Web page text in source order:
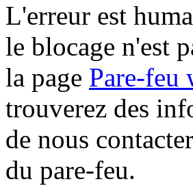
L'erreur est
le blocage n'est
la page Pare-feu
trouverez des
de nous
du pare-feu.